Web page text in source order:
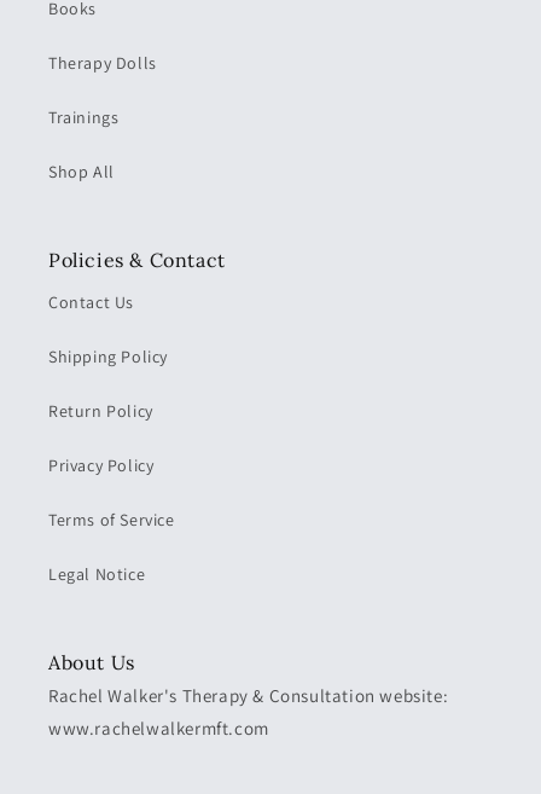
Books
Therapy Dolls
Trainings
Shop All
Policies & Contact
Contact Us
Shipping Policy
Return Policy
Privacy Policy
Terms of Service
Legal Notice
About Us
Rachel Walker's Therapy & Consultation website:
www.rachelwalkermft.com